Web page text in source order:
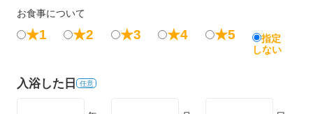
お食事について
★1 ★2 ★3 ★4 ★5
指定
しない
入浴した日 任意